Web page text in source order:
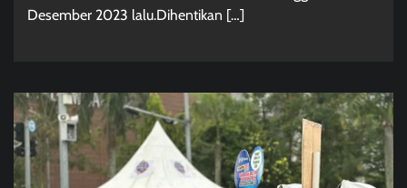
Desember 2023 lalu.Dihentikan […]